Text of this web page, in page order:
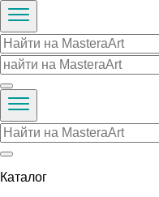
Каталог